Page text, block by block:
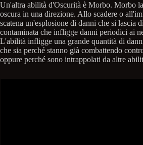
Un'altra abilità d'Oscurità è Morbo. Morbo
oscura in una direzione. Allo scadere o
scatena un'esplosione di danni che si lascia
contaminata che infligge danni periodici ai
L'abilità infligge una grande quantità di
che sia perché stanno già combattendo
oppure perché sono intrappolati da altre